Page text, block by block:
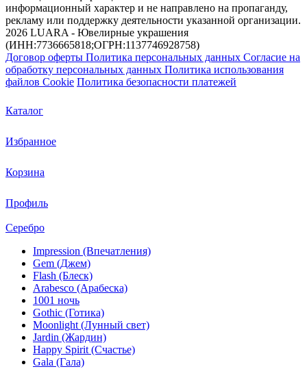
информационный характер и не направлено на пропаганду,
рекламу или поддержку деятельности указанной организации.
2026 LUARA - Ювелирные украшения
(ИНН:7736665818;ОГРН:1137746928758)
Договор оферты Политика персональных данных Согласие на
обработку персональных данных Политика использования
файлов Cookie Политика безопасности платежей
Каталог
Избранное
Корзина
Профиль
Серебро
Impression (Впечатления)
Gem (Джем)
Flash (Блеск)
Arabesco (Арабеска)
1001 ночь
Gothic (Готика)
Moonlight (Лунный свет)
Jardin (Жардин)
Happy Spirit (Счастье)
Gala (Гала)